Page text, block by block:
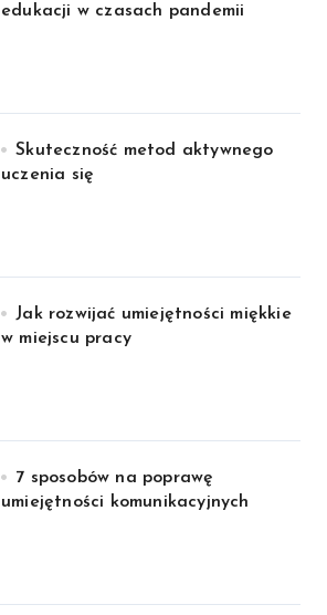
edukacji w czasach pandemii
Skuteczność metod aktywnego
uczenia się
Jak rozwijać umiejętności miękkie
w miejscu pracy
7 sposobów na poprawę
umiejętności komunikacyjnych